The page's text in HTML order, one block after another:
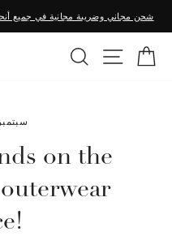
شحن مجاني وضريبة مجانية في جميع أنحاء
بحث الموقع
سبتمبر 08, 2021
on the